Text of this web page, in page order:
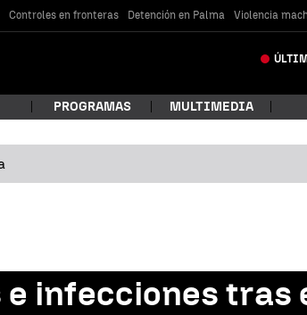
Controles en fronteras Detención en Palma Violencia
PROGRAMAS MULTIMEDIA
infecciones tras